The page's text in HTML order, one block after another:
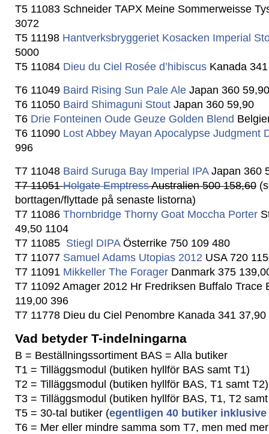
T5 11083 Schneider TAPX Meine Sommerweisse
3072
T5 11198 Hantverksbryggeriet Kosacken Imperial
5000
T5 11084 Dieu du Ciel Rosée d’hibiscus Kanada
T6 11049 Baird Rising Sun Pale Ale Japan 360
T6 11050 Baird Shimaguni Stout Japan 360 59,90
T6 Drie Fonteinen Oude Geuze Golden Blend
T6 11090 Lost Abbey Mayan Apocalypse Judgment
996
T7 11048 Baird Suruga Bay Imperial IPAJapan 360
T7 11051Holgate EmptressAustralien 500 158,60
borttagen/flyttade på senaste listorna)
T7 11086 Thornbridge Thorny Goat Moccha Porter
49,50 1104
T7 11085 Stiegl DIPAÖsterrike 750 109 480
T7 11077 Samuel Adams Utopias 2012 USA 720
T7 11091 Mikkeller The Forager Danmark 375
T7 11092 Amager 2012 Hr Fredriksen Buffalo Trace
119,00 396
T7 11778 Dieu du Ciel Penombre Kanada 341 37,90
Vad betyder T-indelningarna
B = Beställningssortiment BAS = Alla butiker
T1 = Tilläggsmodul (butiken hyllför BAS samt T1)
T2 = Tilläggsmodul (butiken hyllför BAS, T1 samt T2)
T3 = Tilläggsmodul (butiken hyllför BAS, T1, T2
T5 = 30-tal butiker (egentligen 40 butiker
T6 = Mer eller mindre samma som T7, men med